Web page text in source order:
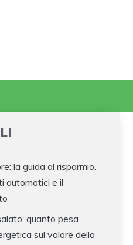
la guida al risparmio.
automatici e il
quanto pesa
sul valore della